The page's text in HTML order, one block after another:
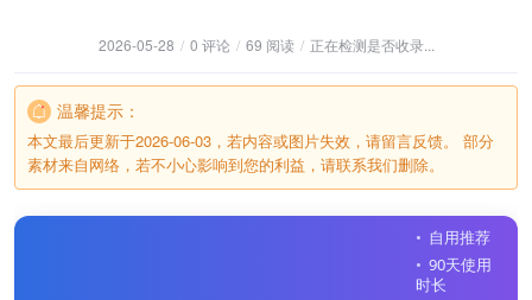
2026-05-28 / 0 评论 / 69 阅读 / 正在检测是否收录...
温馨提示：
本文最后更新于2026-06-03，若内容或图片失效，请留言反馈。 部分
素材来自网络，若不小心影响到您的利益，请联系我们删除。
自用推荐
90天使用
时长